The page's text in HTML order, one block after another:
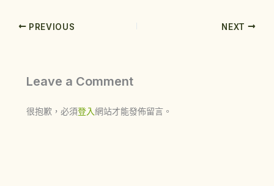
PREVIOUS NEXT
Leave a Comment
很抱歉，必須登入網站才能發佈留言。